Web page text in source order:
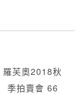
羅芙奧2018秋
季拍賣會 66